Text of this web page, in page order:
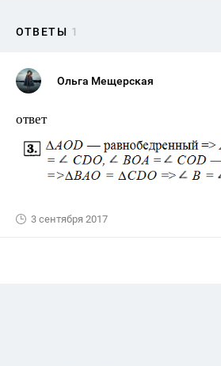
ОТВЕТЫ 1
Ольга Мещерская
ответ
3 сентября 2017